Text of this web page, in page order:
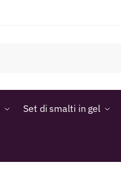
Set di smalti in gel